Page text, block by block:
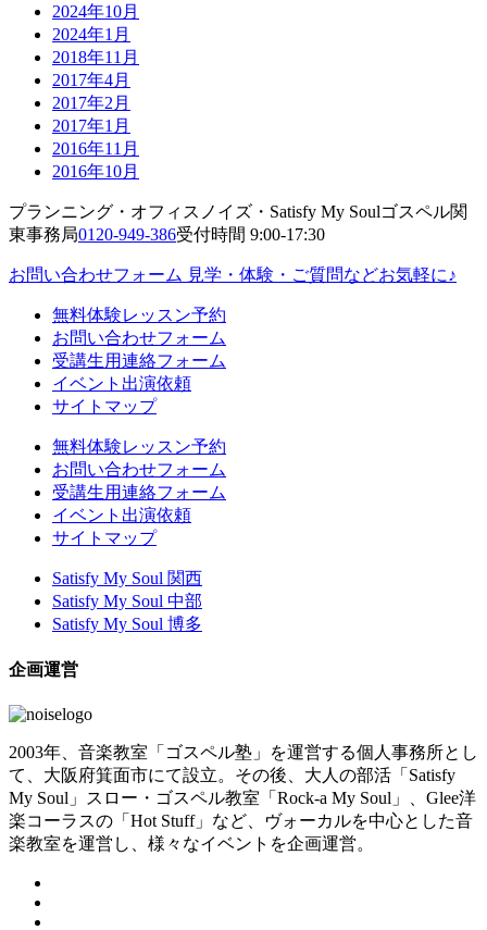
2024年10月
2024年1月
2018年11月
2017年4月
2017年2月
2017年1月
2016年11月
2016年10月
プランニング・オフィスノイズ・Satisfy My Soulゴスペル関
東事務局0120-949-386受付時間 9:00-17:30
お問い合わせフォーム 見学・体験・ご質問などお気軽に♪
無料体験レッスン予約
お問い合わせフォーム
受講生用連絡フォーム
イベント出演依頼
サイトマップ
無料体験レッスン予約
お問い合わせフォーム
受講生用連絡フォーム
イベント出演依頼
サイトマップ
Satisfy My Soul 関西
Satisfy My Soul 中部
Satisfy My Soul 博多
企画運営
2003年、音楽教室「ゴスペル塾」を運営する個人事務所とし
て、大阪府箕面市にて設立。その後、大人の部活「Satisfy
My Soul」スロー・ゴスペル教室「Rock-a My Soul」、Glee洋
楽コーラスの「Hot Stuff」など、ヴォーカルを中心とした音
楽教室を運営し、様々なイベントを企画運営。